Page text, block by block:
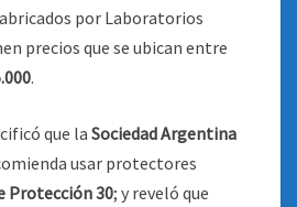
por Laboratorios
precios que se ubican entre
.
que la Sociedad Argentina
usar protectores
Protección 30; y reveló que